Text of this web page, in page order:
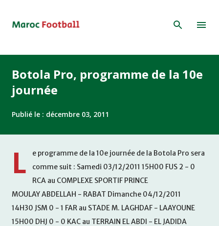
Botola Pro, programme de la 10e
journée
Publié le : décembre 03, 2011
L
e programme de la 10e journée de la Botola Pro sera
comme suit : Samedi 03/12/2011 15H00 FUS 2 - 0
RCA au COMPLEXE SPORTIF PRINCE
MOULAY ABDELLAH - RABAT Dimanche 04/12/2011
14H30 JSM 0 - 1 FAR au STADE M. LAGHDAF - LAAYOUNE
15H00 DHJ 0 - 0 KAC au TERRAIN EL ABDI - EL JADIDA